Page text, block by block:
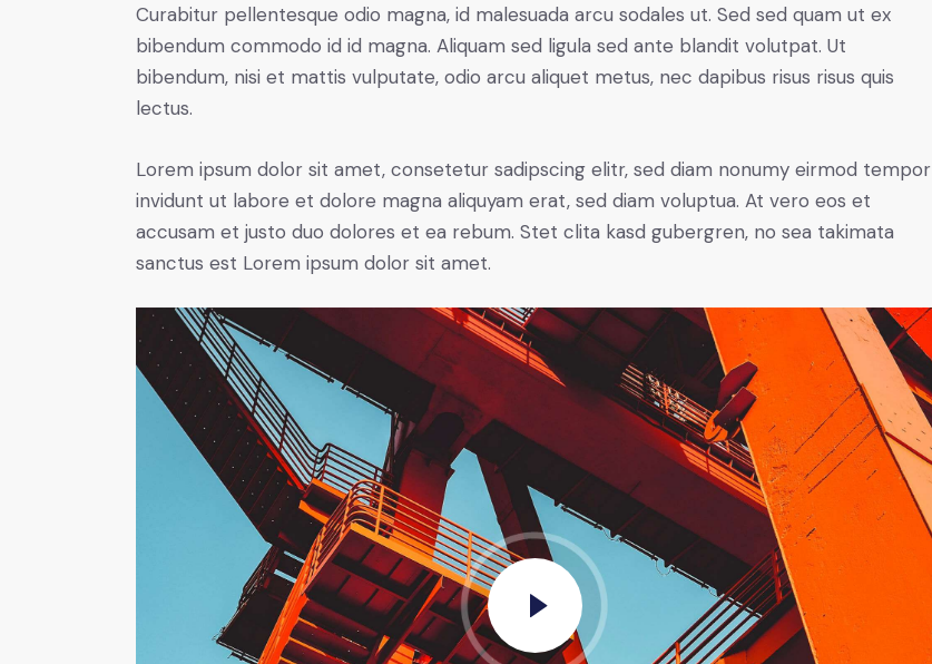
Curabitur pellentesque odio magna, id malesuada arcu sodales ut. Sed sed quam ut ex
bibendum commodo id id magna. Aliquam sed ligula sed ante blandit volutpat. Ut
bibendum, nisi et mattis vulputate, odio arcu aliquet metus, nec dapibus risus risus quis
lectus.
Lorem ipsum dolor sit amet, consetetur sadipscing elitr, sed diam nonumy eirmod tempor
invidunt ut labore et dolore magna aliquyam erat, sed diam voluptua. At vero eos et
accusam et justo duo dolores et ea rebum. Stet clita kasd gubergren, no sea takimata
sanctus est Lorem ipsum dolor sit amet.